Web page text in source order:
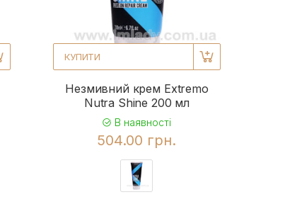
КУПИТИ
Незмивний крем Extremo
Nutra Shine 200 мл
В наявності
504.00 грн.